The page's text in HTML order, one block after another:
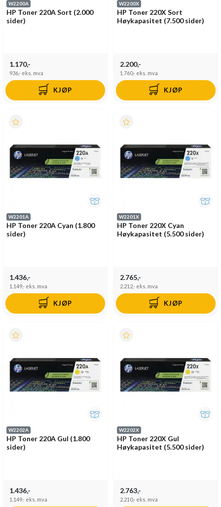
W2200A
HP Toner 220A Sort (2.000
sider)
1.170,-
936,- eks. mva
KJØP
W2200X
HP Toner 220X Sort
Høykapasitet (7.500 sider)
2.200,-
1.760,- eks. mva
KJØP
W2201A
HP Toner 220A Cyan (1.800
sider)
1.436,-
1.149,- eks. mva
KJØP
W2201X
HP Toner 220X Cyan
Høykapasitet (5.500 sider)
2.765,-
2.212,- eks. mva
KJØP
W2202A
HP Toner 220A Gul (1.800
sider)
1.436,-
1.149,- eks. mva
W2202X
HP Toner 220X Gul
Høykapasitet (5.500 sider)
2.763,-
2.210,- eks. mva